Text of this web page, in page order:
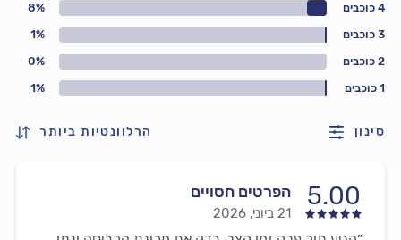
1 כוכבים 1%
2 כוכבים 0%
3 כוכבים 1%
4 כוכבים 8%
סינון הרלוונטיות ביותר
5.00 הפרטים חסויים
21 ביוני, 2026